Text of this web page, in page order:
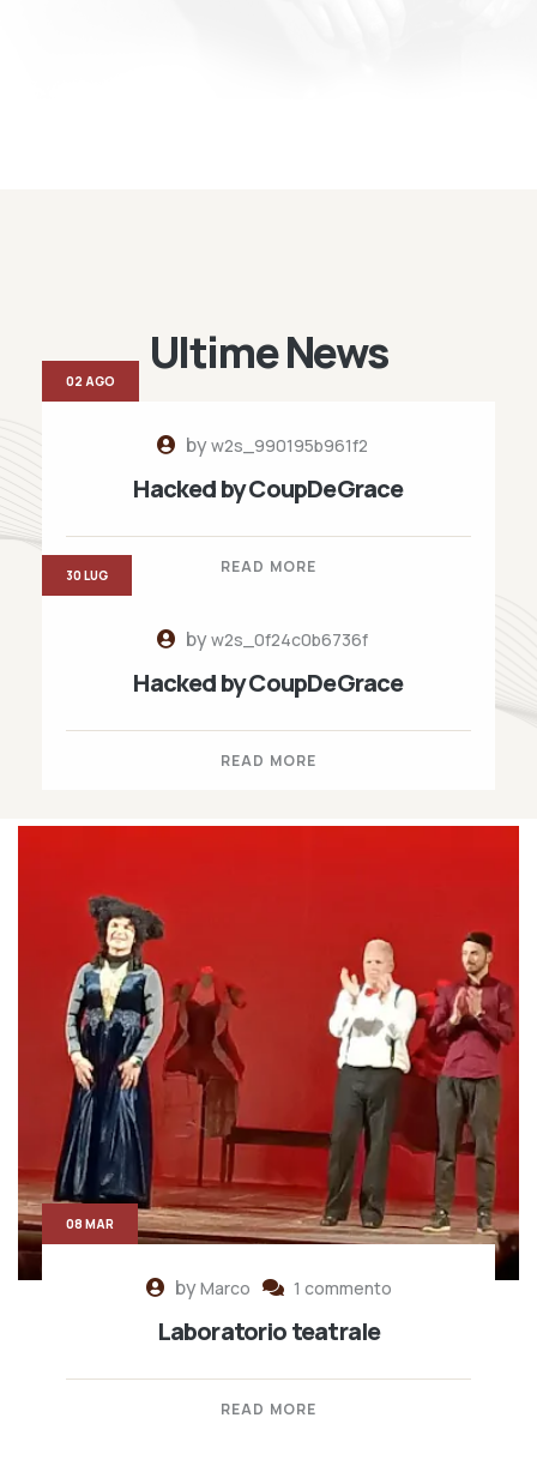
Ultime News
byw2s_990195b961f2
Hacked by CoupDeGrace
READ MORE
02 AGO
byw2s_0f24c0b6736f
Hacked by CoupDeGrace
READ MORE
30 LUG
byMarco 1 commento
Laboratorio teatrale
READ MORE
08 MAR